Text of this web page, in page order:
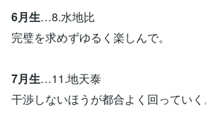
6月生…8.水地比
完璧を求めずゆるく楽しんで。
7月生…11.地天泰
干渉しないほうが都合よく回っていく